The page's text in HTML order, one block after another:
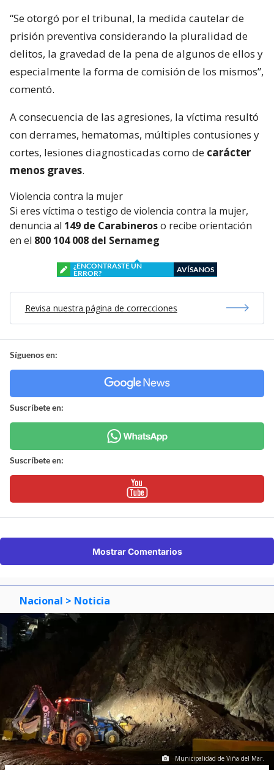
“Se otorgó por el tribunal, la medida cautelar de
prisión preventiva considerando la pluralidad de
delitos, la gravedad de la pena de algunos de ellos y
especialmente la forma de comisión de los mismos”,
comentó.
A consecuencia de las agresiones, la víctima resultó
con derrames, hematomas, múltiples contusiones y
cortes, lesiones diagnosticadas como de carácter
menos graves.
Violencia contra la mujer
Si eres víctima o testigo de violencia contra la mujer,
denuncia al 149 de Carabineroso recibe orientación
en el 800 104 008 del Sernameg
¿ENCONTRASTE UN
ERROR?
AVÍSANOS
Revisa nuestra página de correcciones
Síguenos en:
Suscríbete en:
Suscríbete en:
Mostrar Comentarios
Nacional > Noticia
Municipalidad de Viña del Mar.